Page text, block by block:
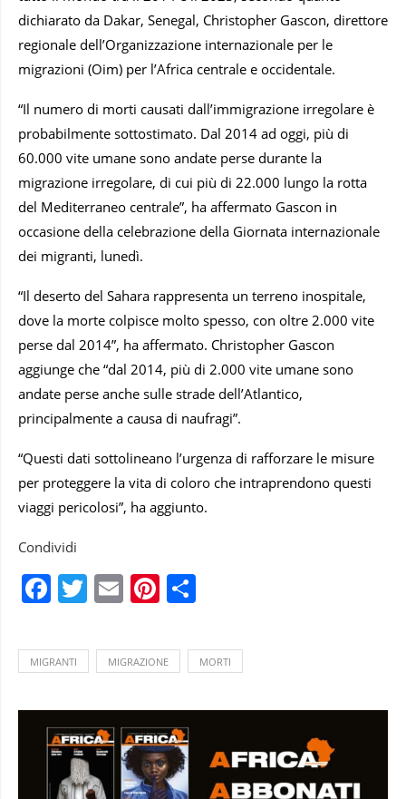
dichiarato da Dakar, Senegal, Christopher Gascon, direttore
regionale dell’Organizzazione internazionale per le
migrazioni (Oim) per l’Africa centrale e occidentale.
“Il numero di morti causati dall’immigrazione irregolare è
probabilmente sottostimato. Dal 2014 ad oggi, più di
60.000 vite umane sono andate perse durante la
migrazione irregolare, di cui più di 22.000 lungo la rotta
del Mediterraneo centrale”, ha affermato Gascon in
occasione della celebrazione della Giornata internazionale
dei migranti, lunedì.
“Il deserto del Sahara rappresenta un terreno inospitale,
dove la morte colpisce molto spesso, con oltre 2.000 vite
perse dal 2014”, ha affermato. Christopher Gascon
aggiunge che “dal 2014, più di 2.000 vite umane sono
andate perse anche sulle strade dell’Atlantico,
principalmente a causa di naufragi”.
“Questi dati sottolineano l’urgenza di rafforzare le misure
per proteggere la vita di coloro che intraprendono questi
viaggi pericolosi”, ha aggiunto.
Condividi
Facebook
Twitter
EmailPinterest
MIGRANTI MIGRAZIONE MORTI